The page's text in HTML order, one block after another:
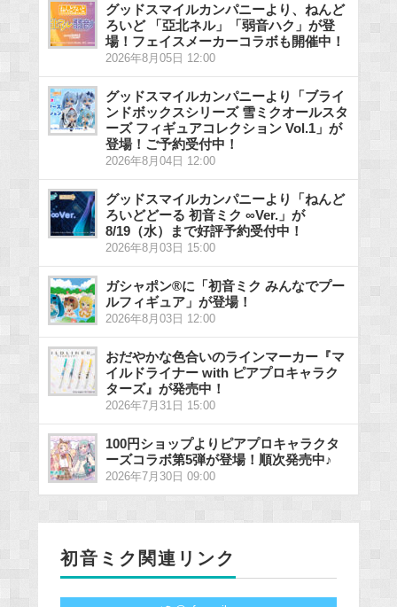
グッドスマイルカンパニーより、ねんど
ろいど 「亞北ネル」「弱音ハク」が登
場！フェイスメーカーコラボも開催中！
2026年8月05日 12:00
グッドスマイルカンパニーより「ブライ
ンドボックスシリーズ 雪ミクオールスタ
ーズ フィギュアコレクション Vol.1」が
登場！ご予約受付中！
2026年8月04日 12:00
グッドスマイルカンパニーより「ねんど
ろいどどーる 初音ミク ∞Ver.」が
8/19（水）まで好評予約受付中！
2026年8月03日 15:00
ガシャポン®に「初音ミク みんなでプー
ルフィギュア」が登場！
2026年8月03日 12:00
おだやかな色合いのラインマーカー『マ
イルドライナー with ピアプロキャラク
ターズ』が発売中！
2026年7月31日 15:00
100円ショップよりピアプロキャラクタ
ーズコラボ第5弾が登場！順次発売中♪
2026年7月30日 09:00
初音ミク関連リンク